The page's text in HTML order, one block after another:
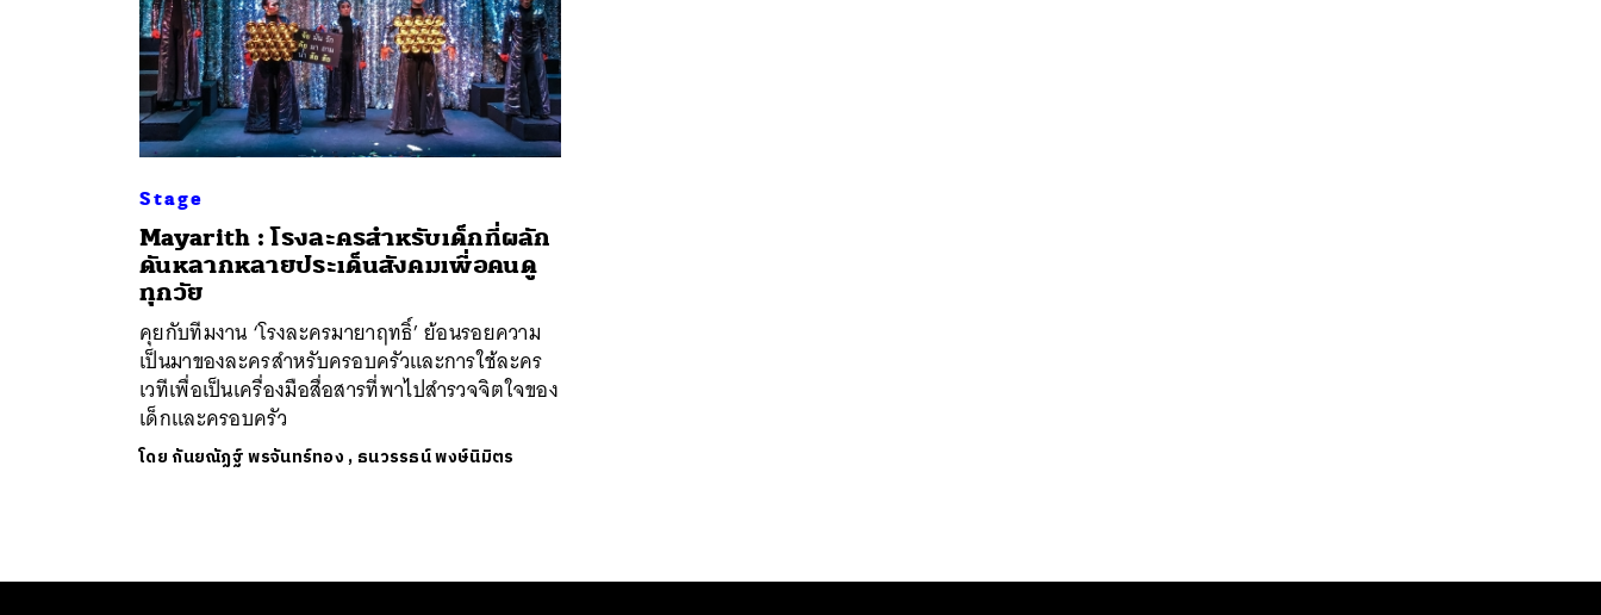
Stage
Mayarith : โรงละครสำหรับเด็กที่ผลัก
ดันหลากหลายประเด็นสังคมเพื่อคนดู
ทุกวัย
คุยกับทีมงาน ‘โรงละครมายาฤทธิ์’ ย้อนรอยความ
เป็นมาของละครสำหรับครอบครัวและการใช้ละคร
เวทีเพื่อเป็นเครื่องมือสื่อสารที่พาไปสำรวจจิตใจของ
เด็กและครอบครัว
โดย กันยณัฏฐ์ พรจันทร์ทอง, ธนวรรธน์ พงษ์นิมิตร
ค้นหา